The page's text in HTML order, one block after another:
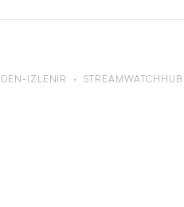
IZLENIR · STREAMWATCHHUB